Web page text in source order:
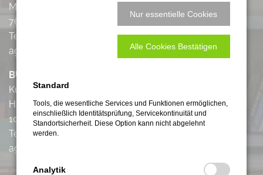
Majolika
76131 Karlsruhe
Tel.: +49 (0) 172 / 7 43 07 73
agentur@fritz-marketing.com
BÜRO BERLIN
Kurfürstendamm 194
Haus Cumberland
10707 Berlin
Tel.: +49 (0) 172 / 7 43 07 73
agentur@fritz-marketing.com
Nur essentielle Cookies
Alle Cookies Bestätigen
Standard
Tools, die wesentliche Services und Funktionen ermöglichen,
einschließlich Identitätsprüfung, Servicekontinuität und
Standortsicherheit. Diese Option kann nicht abgelehnt
werden.
Analytik